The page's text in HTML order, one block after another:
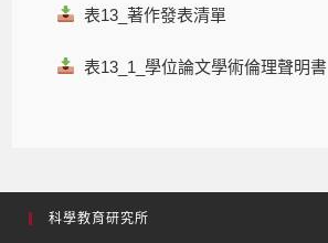
表13_著作發表清單
表13_1_學位論文學術倫理聲明書
科學教育研究所